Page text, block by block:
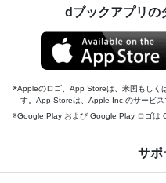
dブックアプリの
Appleのロゴ、App Storeは、米国もしく
す。App Storeは、Apple Inc.のサービス
Google Play および Google Play ロゴは
サポ